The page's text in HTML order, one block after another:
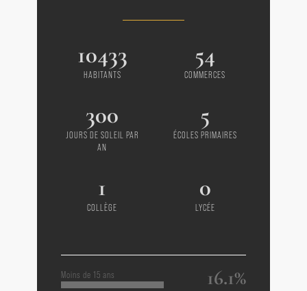
10433
HABITANTS
54
COMMERCES
300
JOURS DE SOLEIL PAR
AN
5
ÉCOLES PRIMAIRES
1
COLLÈGE
0
LYCÉE
Moins de 15 ans 16.1%